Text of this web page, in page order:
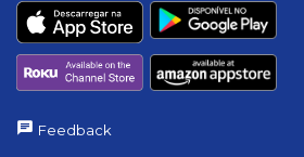
Feedback